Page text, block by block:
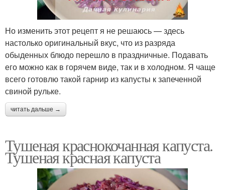
Но изменить этот рецепт я не решаюсь — здесь
настолько оригинальный вкус, что из разряда
обыденных блюдо перешло в праздничные. Подавать
его можно как в горячем виде, так и в холодном. Я чаще
всего готовлю такой гарнир из капусты к запеченной
свиной рульке.
читать дальше →
Тушеная краснокочанная капуста.
Тушеная красная капуста